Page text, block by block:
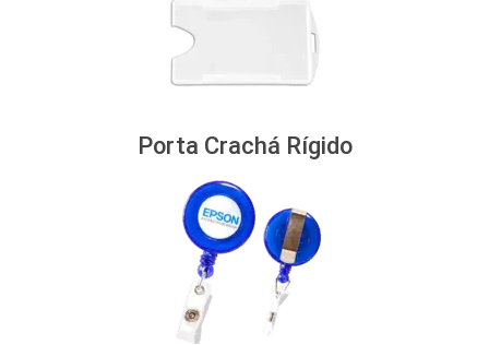
Porta Crachá Rígido